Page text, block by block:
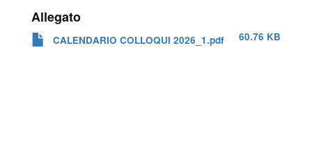
Allegato
CALENDARIO COLLOQUI 2026_1.pdf 60.76 KB